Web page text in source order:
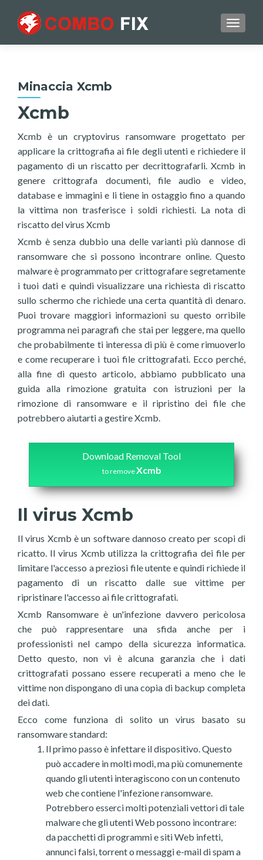
Minaccia Xcmb
Xcmb
Xcmb è un cryptovirus ransomware progettato per
applicare la crittografia ai file degli utenti e richiedere il
pagamento di un riscatto per decrittografarli. Xcmb in
genere crittografa documenti, file audio e video,
database e immagini e li tiene in ostaggio fino a quando
la vittima non trasferisce i soldi richiesti. La nota di
riscatto del virus Xcmb
Xcmb è senza dubbio una delle varianti più dannose di
ransomware che si possono incontrare online. Questo
malware è programmato per crittografare segretamente
i tuoi dati e quindi visualizzare una richiesta di riscatto
sullo schermo che richiede una certa quantità di denaro.
Puoi trovare maggiori informazioni su questo orribile
programma nei paragrafi che stai per leggere, ma quello
che probabilmente ti interessa di più è come rimuoverlo
e come recuperare i tuoi file crittografati. Ecco perché,
alla fine di questo articolo, abbiamo pubblicato una
guida alla rimozione gratuita con istruzioni per la
rimozione di ransomware e il ripristino dei file che
potrebbero aiutarti a gestire Xcmb.
Download Removal Tool
to removeXcmb
Il virus Xcmb
Il virus Xcmb è un software dannoso creato per scopi di
ricatto. Il virus Xcmb utilizza la crittografia dei file per
limitare l'accesso a preziosi file utente e quindi richiede il
pagamento di un riscatto dalle sue vittime per
ripristinare l'accesso ai file crittografati.
Xcmb Ransomware è un'infezione davvero pericolosa
che può rappresentare una sfida anche per i
professionisti nel campo della sicurezza informatica.
Detto questo, non vi è alcuna garanzia che i dati
crittografati possano essere recuperati a meno che le
vittime non dispongano di una copia di backup completa
dei dati.
Ecco come funziona di solito un virus basato su
ransomware standard:
Il primo passo è infettare il dispositivo. Questo
può accadere in molti modi, ma più comunemente
quando gli utenti interagiscono con un contenuto
web che contiene l'infezione ransomware.
Potrebbero esserci molti potenziali vettori di tale
malware che gli utenti Web possono incontrare:
da pacchetti di programmi e siti Web infetti,
annunci falsi, torrent o messaggi e-mail di spam a